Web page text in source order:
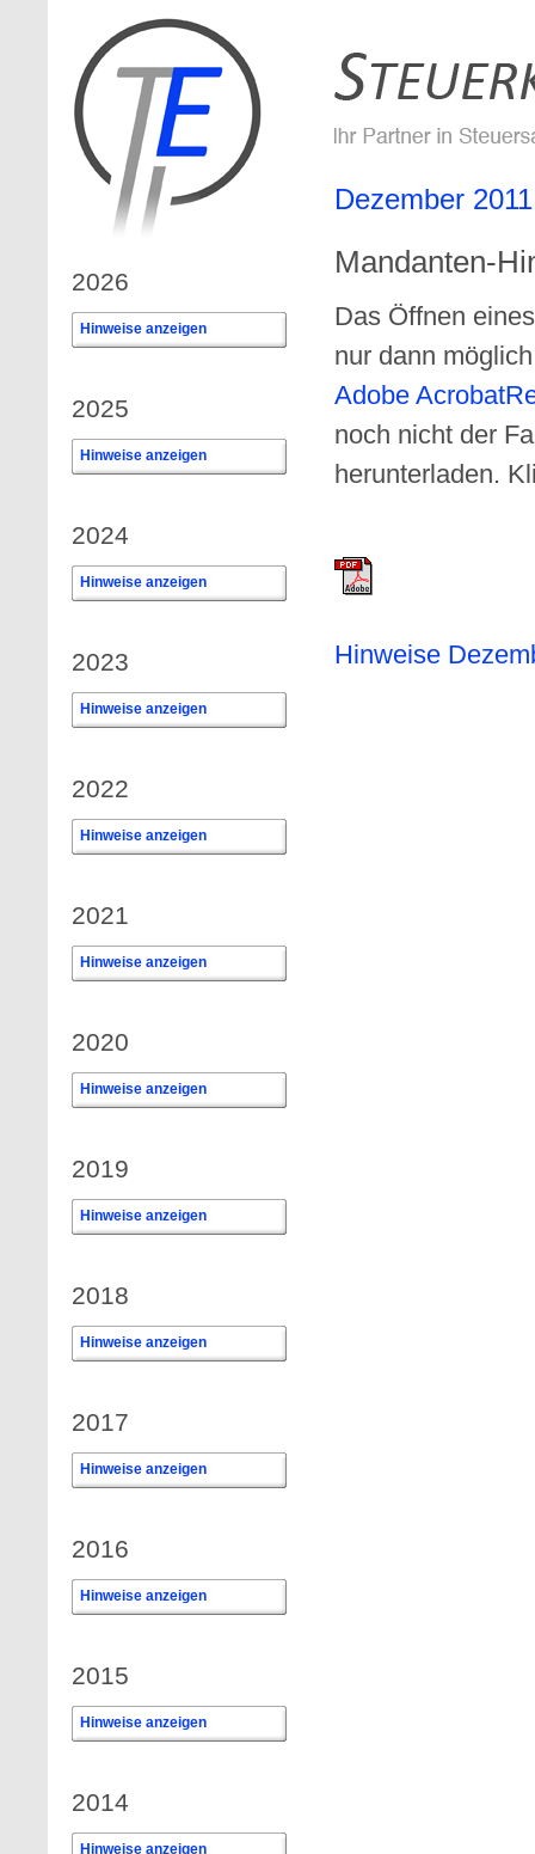
Dezember 2011
2026
Hinweise anzeigen
2025
Hinweise anzeigen
2024
Hinweise anzeigen
2023
Hinweise anzeigen
2022
Hinweise anzeigen
2021
Hinweise anzeigen
2020
Hinweise anzeigen
2019
Hinweise anzeigen
2018
Hinweise anzeigen
2017
Hinweise anzeigen
2016
Hinweise anzeigen
2015
Hinweise anzeigen
2014
Hinweise anzeigen
Mandanten-
Das Öffnen
nur dann
Adobe
noch nicht der
herunterladen.
Hinweise